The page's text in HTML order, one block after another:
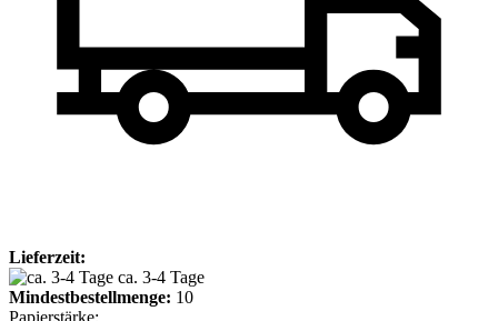
Lieferzeit:
ca. 3-4 Tage
Mindestbestellmenge: 10
Papierstärke: